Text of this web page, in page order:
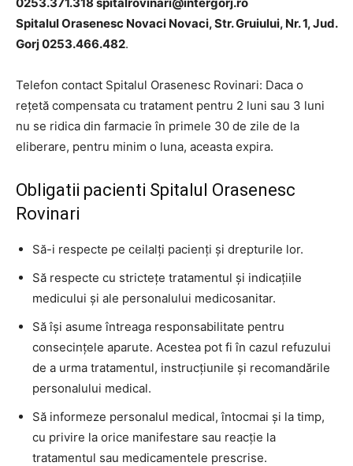
Spitalul Orasenesc Novaci Novaci, Str. Gruiului, Nr. 1, Jud.
Gorj 0253.466.482.
Telefon contact Spitalul Orasenesc Rovinari: Daca o
rețetă compensata cu tratament pentru 2 luni sau 3 luni
nu se ridica din farmacie în primele 30 de zile de la
eliberare, pentru minim o luna, aceasta expira.
Obligatii pacienti Spitalul Orasenesc
Rovinari
Să-i respecte pe ceilalţi pacienţi şi drepturile lor.
Să respecte cu stricteţe tratamentul şi indicaţiile
medicului şi ale personalului medicosanitar.
Să îşi asume întreaga responsabilitate pentru
consecinţele aparute. Acestea pot fi în cazul refuzului
de a urma tratamentul, instrucţiunile şi recomandările
personalului medical.
Să informeze personalul medical, întocmai şi la timp,
cu privire la orice manifestare sau reacţie la
tratamentul sau medicamentele prescrise.